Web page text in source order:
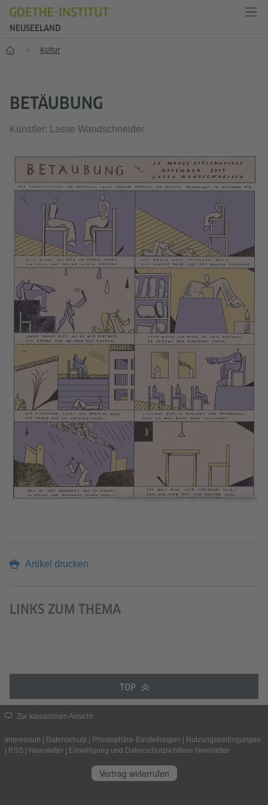
NEUSEELAND
Start Kultur
BETÄUBUNG
Künstler: Lasse Wandschneider
© Lasse Wandschneider / LE MONDE diplomatique
Artikel drucken
LINKS ZUM THEMA
TOP
Zur klassischen Ansicht
Impressum Datenschutz Privatsphäre-Einstellungen
Nutzungsbedingungen
RSS Newsletter Einwilligung und Datenschutzrichtlinie Newsletter
Vertrag widerrufen